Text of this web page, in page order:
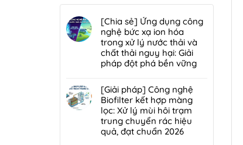
[Chia sẻ] Ứng dụng công
nghệ bức xạ ion hóa
trong xử lý nước thải và
chất thải nguy hại: Giải
pháp đột phá bền vững
có
bình
luận
ở
[Chia
sẻ]
[Giải pháp] Công nghệ
Biofilter kết hợp màng
lọc: Xử lý mùi hôi trạm
trung chuyển rác hiệu
quả, đạt chuẩn 2026